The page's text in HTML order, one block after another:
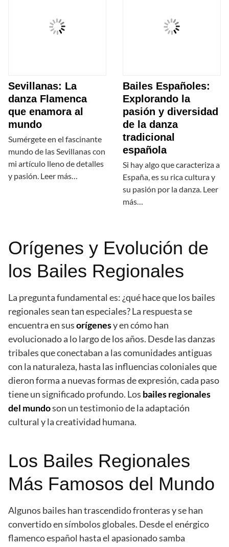
Sevillanas: La
danza Flamenca
que enamora al
mundo
Sumérgete en el fascinante
mundo de las Sevillanas con
mi artículo lleno de detalles
y pasión. Leer más…
Bailes Españoles:
Explorando la
pasión y diversidad
de la danza
tradicional
española
Si hay algo que caracteriza a
España, es su rica cultura y
su pasión por la danza. Leer
más…
Orígenes y Evolución de
los Bailes Regionales
La pregunta fundamental es: ¿qué hace que los bailes
regionales sean tan especiales? La respuesta se
encuentra en susorígenesy en cómo han
evolucionado a lo largo de los años. Desde las danzas
tribales que conectaban a las comunidades antiguas
con la naturaleza, hasta las influencias coloniales que
dieron forma a nuevas formas de expresión, cada paso
tiene un significado profundo. Los bailes regionales
del mundoson un testimonio de la adaptación
cultural y la creatividad humana.
Los Bailes Regionales
Más Famosos del Mundo
Algunos bailes han trascendido fronteras y se han
convertido en símbolos globales. Desde el enérgico
flamenco español hasta el apasionado samba